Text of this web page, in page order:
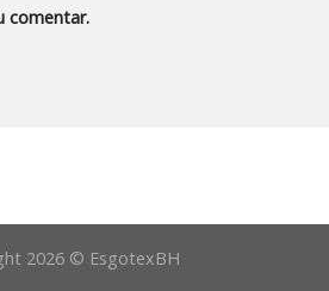
comentar.
2026 © EsgotexBH